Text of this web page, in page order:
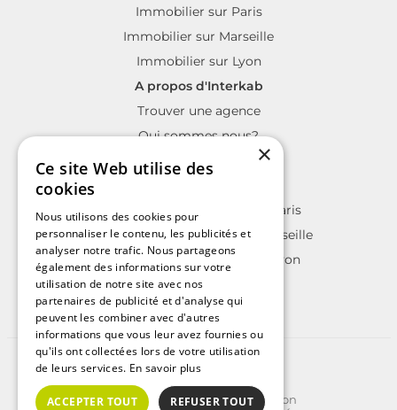
Immobilier sur Paris
Immobilier sur Marseille
Immobilier sur Lyon
A propos d'Interkab
Trouver une agence
Qui sommes nous?
La charte Interkab
Annonces immobilières sur Paris
Annonces immobilières sur Marseille
Annonces immobilières sur Lyon
©2025 | Tous droits réservés
Plan du site
Conditions Générales d'Utilisation
×
Ce site Web utilise des
cookies
Nous utilisons des cookies pour
personnaliser le contenu, les publicités et
analyser notre trafic. Nous partageons
également des informations sur votre
utilisation de notre site avec nos
partenaires de publicité et d'analyse qui
peuvent les combiner avec d'autres
informations que vous leur avez fournies ou
qu'ils ont collectées lors de votre utilisation
de leurs services. En savoir plus
ACCEPTER TOUT REFUSER TOUT